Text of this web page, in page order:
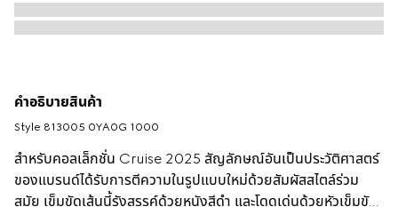
คำอธิบายสินค้า
Style ‎813005 0YA0G 1000
สำหรับคอลเล็กชั่น Cruise 2025 สัญลักษณ์อันเป็นประวัติศาสตร์
ของแบรนด์ได้รับการตีความในรูปแบบใหม่ด้วยสัมผัสสไตล์ร่วม
สมัย เข็มขัดเส้นนี้รังสรรค์ด้วยหนังสีดำ และโดดเด่นด้วยหัวเข็มขัด